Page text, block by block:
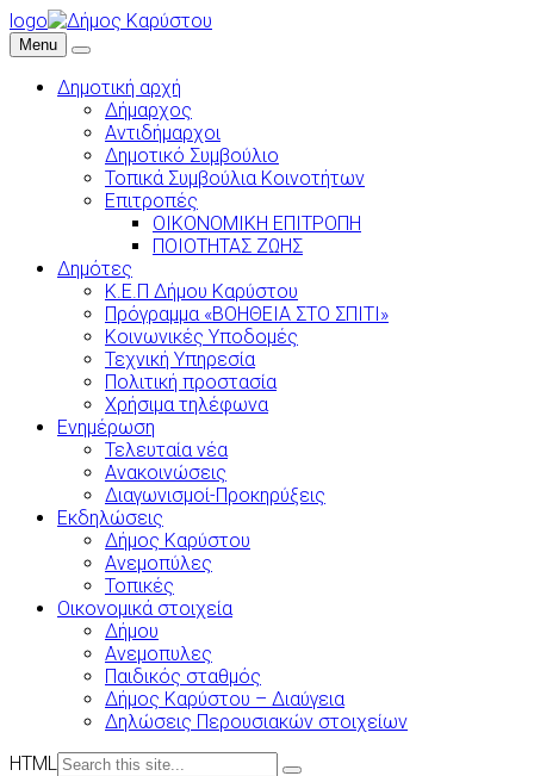
logo
Menu
Δημοτική αρχή
Δήμαρχος
Αντιδήμαρχοι
Δημοτικό Συμβούλιο
Τοπικά Συμβούλια Κοινοτήτων
Επιτροπές
ΟΙΚΟΝΟΜΙΚΗ ΕΠΙΤΡΟΠΗ
ΠΟΙΟΤΗΤΑΣ ΖΩΗΣ
Δημότες
Κ.Ε.Π Δήμου Καρύστου
Πρόγραμμα «ΒΟΗΘΕΙΑ ΣΤΟ ΣΠΙΤΙ»
Κοινωνικές Υποδομές
Τεχνική Υπηρεσία
Πολιτική προστασία
Χρήσιμα τηλέφωνα
Ενημέρωση
Τελευταία νέα
Ανακοινώσεις
Διαγωνισμοί-Προκηρύξεις
Εκδηλώσεις
Δήμος Καρύστου
Ανεμοπύλες
Τοπικές
Οικονομικά στοιχεία
Δήμου
Ανεμοπυλες
Παιδικός σταθμός
Δήμος Καρύστου – Διαύγεια
Δηλώσεις Περουσιακών στοιχείων
HTML